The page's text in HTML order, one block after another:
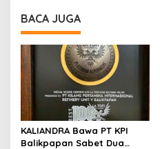
BACA JUGA
KALIANDRA Bawa PT KPI
Balikpapan Sabet Dua